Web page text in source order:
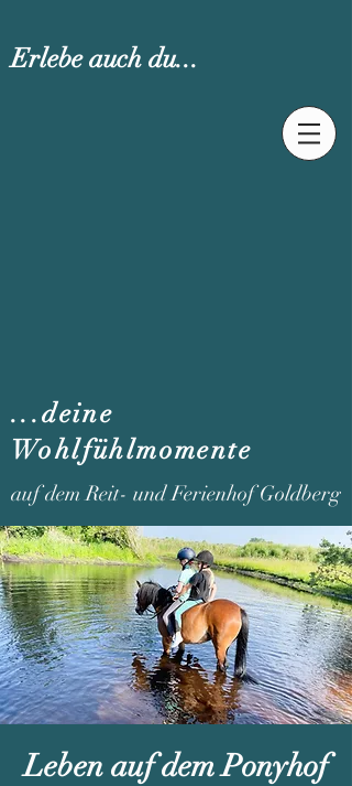
Erlebe auch du...
...deine
Wohlfühlmomente
auf dem Reit- und Ferienhof Goldberg
Leben auf dem Ponyhof